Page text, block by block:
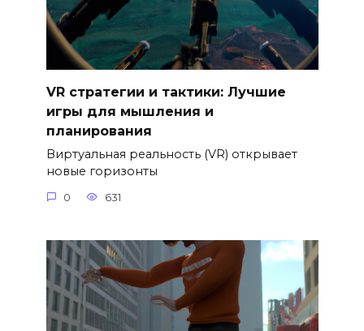
VR стратегии и тактики: Лучшие
игры для мышления и
планирования
Виртуальная реальность (VR) открывает
новые горизонты
0 631